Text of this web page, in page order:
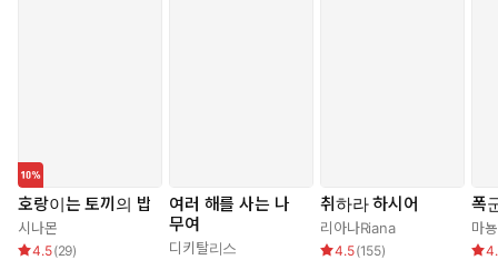
호랑이는 토끼의 밥
시나몬
4.5(29)
여러 해를 사는 나
무여
디키탈리스
취하라 하시어
리아나Riana
4.5(155)
폭
마뇽